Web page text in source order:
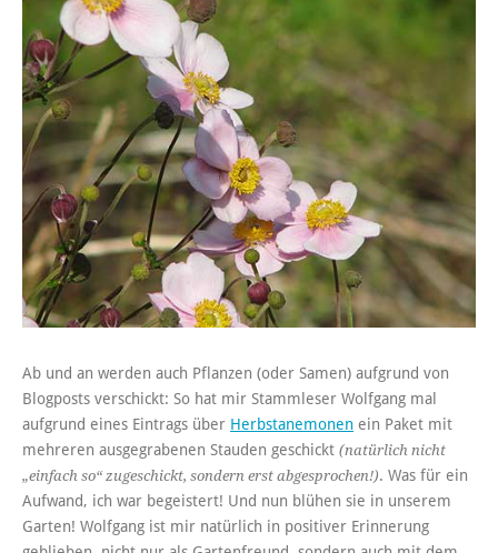
Ab und an werden auch Pflanzen (oder Samen) aufgrund von
Blogposts verschickt: So hat mir Stammleser Wolfgang mal
aufgrund eines Eintrags über Herbstanemonen ein Paket mit
mehreren ausgegrabenen Stauden geschickt (natürlich nicht
„einfach so“ zugeschickt, sondern erst abgesprochen!). Was für ein
Aufwand, ich war begeistert! Und nun blühen sie in unserem
Garten! Wolfgang ist mir natürlich in positiver Erinnerung